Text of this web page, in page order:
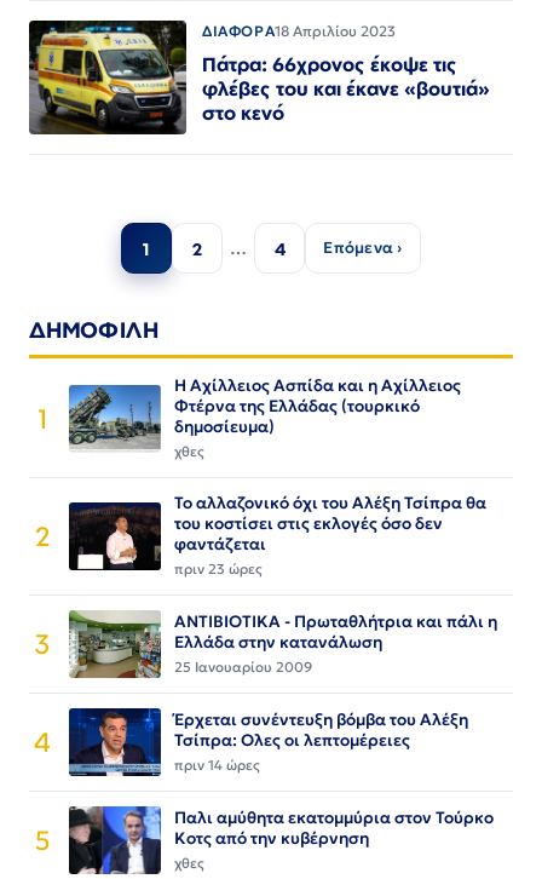
ΔΙΑΦΟΡΑ18 Απριλίου 2023
Πάτρα: 66χρονος έκοψε τις
φλέβες του και έκανε «βουτιά»
στο κενό
Σελιδοποίηση
άρθρων
1 2 … 4 Επόμενα ›
ΔΗΜΟΦΙΛΗ
1
Η Αχίλλειος Ασπίδα και η Αχίλλειος
Φτέρνα της Ελλάδας (τουρκικό
δημοσίευμα)
χθες
2
Το αλλαζονικό όχι του Αλέξη Τσίπρα θα
του κοστίσει στις εκλογές όσο δεν
φαντάζεται
πριν 23 ώρες
3
ΑΝΤΙΒΙΟΤΙΚΑ - Πρωταθλήτρια και πάλι η
Ελλάδα στην κατανάλωση
25 Ιανουαρίου 2009
4
Έρχεται συνέντευξη βόμβα του Αλέξη
Τσίπρα: Ολες οι λεπτομέρειες
πριν 14 ώρες
5
Παλι αμύθητα εκατομμύρια στον Τούρκο
Κοτς από την κυβέρνηση
χθες